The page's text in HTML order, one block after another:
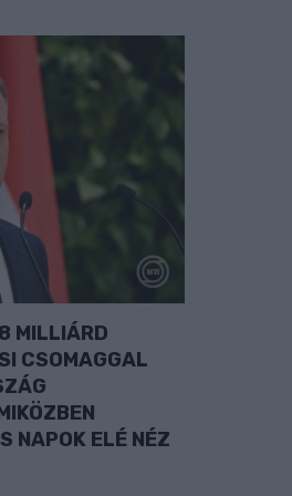
MILLIÁRD
CSOMAGGAL
NAPOK ELÉ NÉZ